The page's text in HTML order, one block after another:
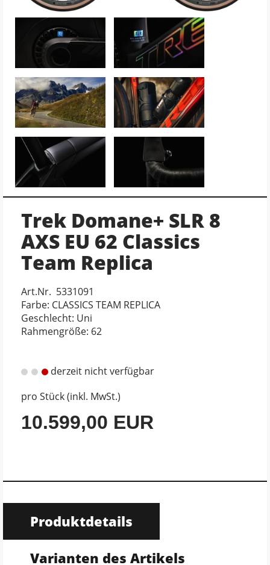
Trek Domane+ SLR 8
AXS EU 62 Classics
Team Replica
Art.Nr. 5331091
Farbe: CLASSICS TEAM REPLICA
Geschlecht: Uni
Rahmengröße: 62
derzeit nicht verfügbar
pro Stück (inkl. MwSt.)
10.599,00 EUR
Produktdetails
Varianten des Artikels